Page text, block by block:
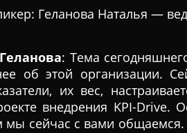
Геланова Наталья —
: Тема
об этой организации.
их вес,
внедрения KPI-Drive.
мы сейчас с вами